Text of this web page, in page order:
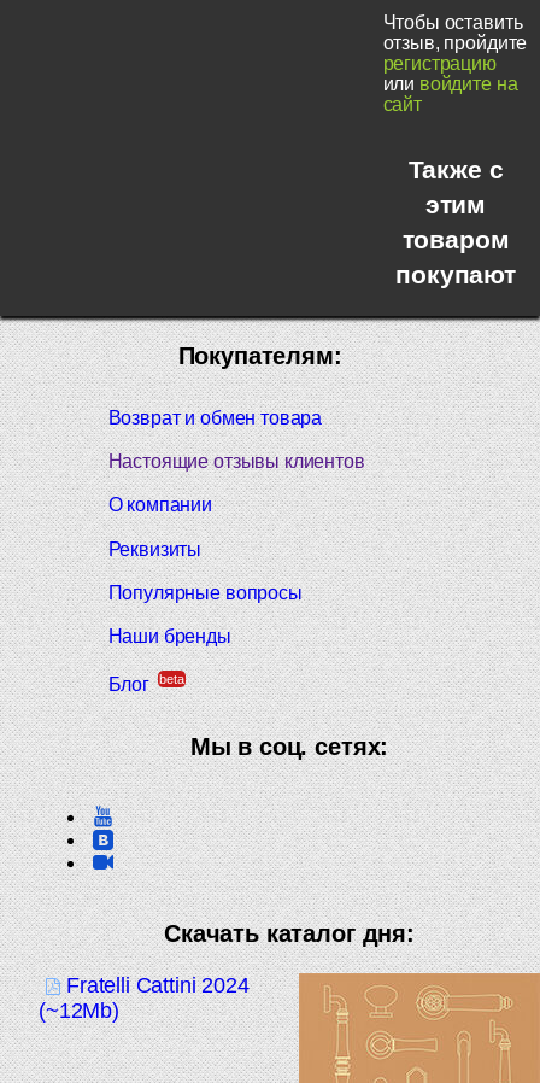
Чтобы оставить
отзыв, пройдите
регистрацию
или войдите на
сайт
Также с
этим
товаром
покупают
Покупателям:
Возврат и обмен товара
Настоящие отзывы клиентов
О компании
Реквизиты
Популярные вопросы
Наши бренды
Блог beta
Мы в соц. сетях:
Скачать каталог дня:
Fratelli Cattini 2024
(~12Mb)